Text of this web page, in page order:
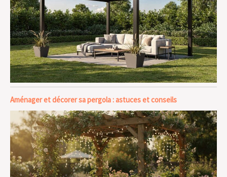
Aménager et décorer sa pergola : astuces et conseils